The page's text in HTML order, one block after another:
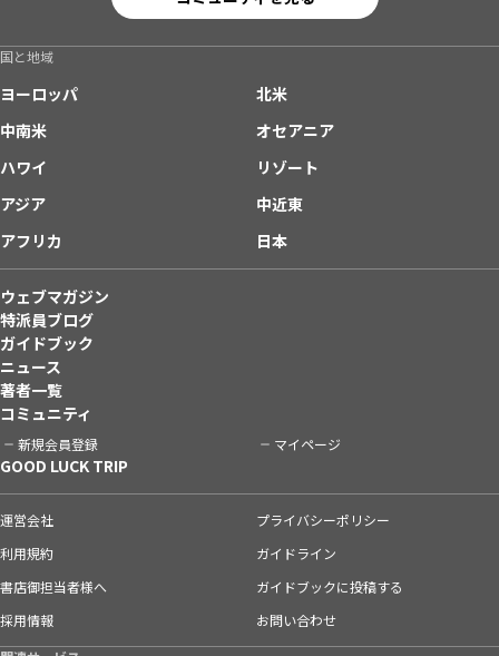
国と地域
ヨーロッパ
北米
中南米
オセアニア
ハワイ
リゾート
アジア
中近東
アフリカ
日本
ウェブマガジン
特派員ブログ
ガイドブック
ニュース
著者一覧
コミュニティ
新規会員登録 マイページ
GOOD LUCK TRIP
運営会社
プライバシーポリシー
利用規約
ガイドライン
書店御担当者様へ
ガイドブックに投稿する
採用情報
お問い合わせ